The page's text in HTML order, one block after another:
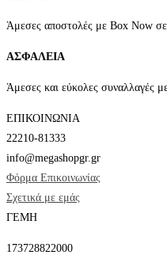
Άμεσες αποστολές με Box Now
ΑΣΦΑΛΕΙΑ
Άμεσες και εύκολες συναλλαγές
ΕΠΙΚΟΙΝΩΝΙΑ
22210-81333
info@megashopgr.gr
Φόρμα Επικοινωνίας
Σχετικά με εμάς
ΓΕΜΗ
173728822000